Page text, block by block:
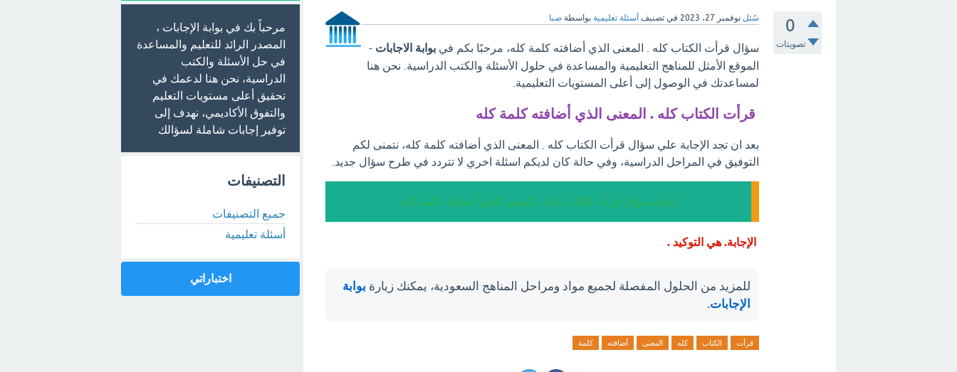
0
تصويتات
سُئل نوفمبر 27، 2023 في تصنيف أسئلة تعليمية بواسطة صبا
سؤال قرأت الكتاب كله . المعنى الذي أضافته كلمة كله، مرحبًا بكم في بوابة الاجابات -
الموقع الأمثل للمناهج التعليمية والمساعدة في حلول الأسئلة والكتب الدراسية. نحن هنا
لمساعدتك في الوصول إلى أعلى المستويات التعليمية.
قرأت الكتاب كله . المعنى الذي أضافته كلمة كله
بعد ان تجد الإجابة علي سؤال قرأت الكتاب كله . المعنى الذي أضافته كلمة كله، نتمنى لكم
التوفيق في المراحل الدراسية، وفي حالة كان لديكم اسئلة اخري لا تتردد في طرح سؤال جديد.
إجابة سؤال قرأت الكتاب كله . المعنى الذي أضافته كلمة كله
الإجابة. هي التوكيد .
للمزيد من الحلول المفصلة لجميع مواد ومراحل المناهج السعودية، يمكنك زيارة بوابة
الإجابات.
قرأت الكتاب كله المعنى أضافته كلمة
مرحباً بك في بوابة الإجابات ،
المصدر الرائد للتعليم والمساعدة
في حل الأسئلة والكتب
الدراسية، نحن هنا لدعمك في
تحقيق أعلى مستويات التعليم
والتفوق الأكاديمي، نهدف إلى
توفير إجابات شاملة لسؤالك
التصنيفات
جميع التصنيفات
أسئلة تعليمية
اختباراتي